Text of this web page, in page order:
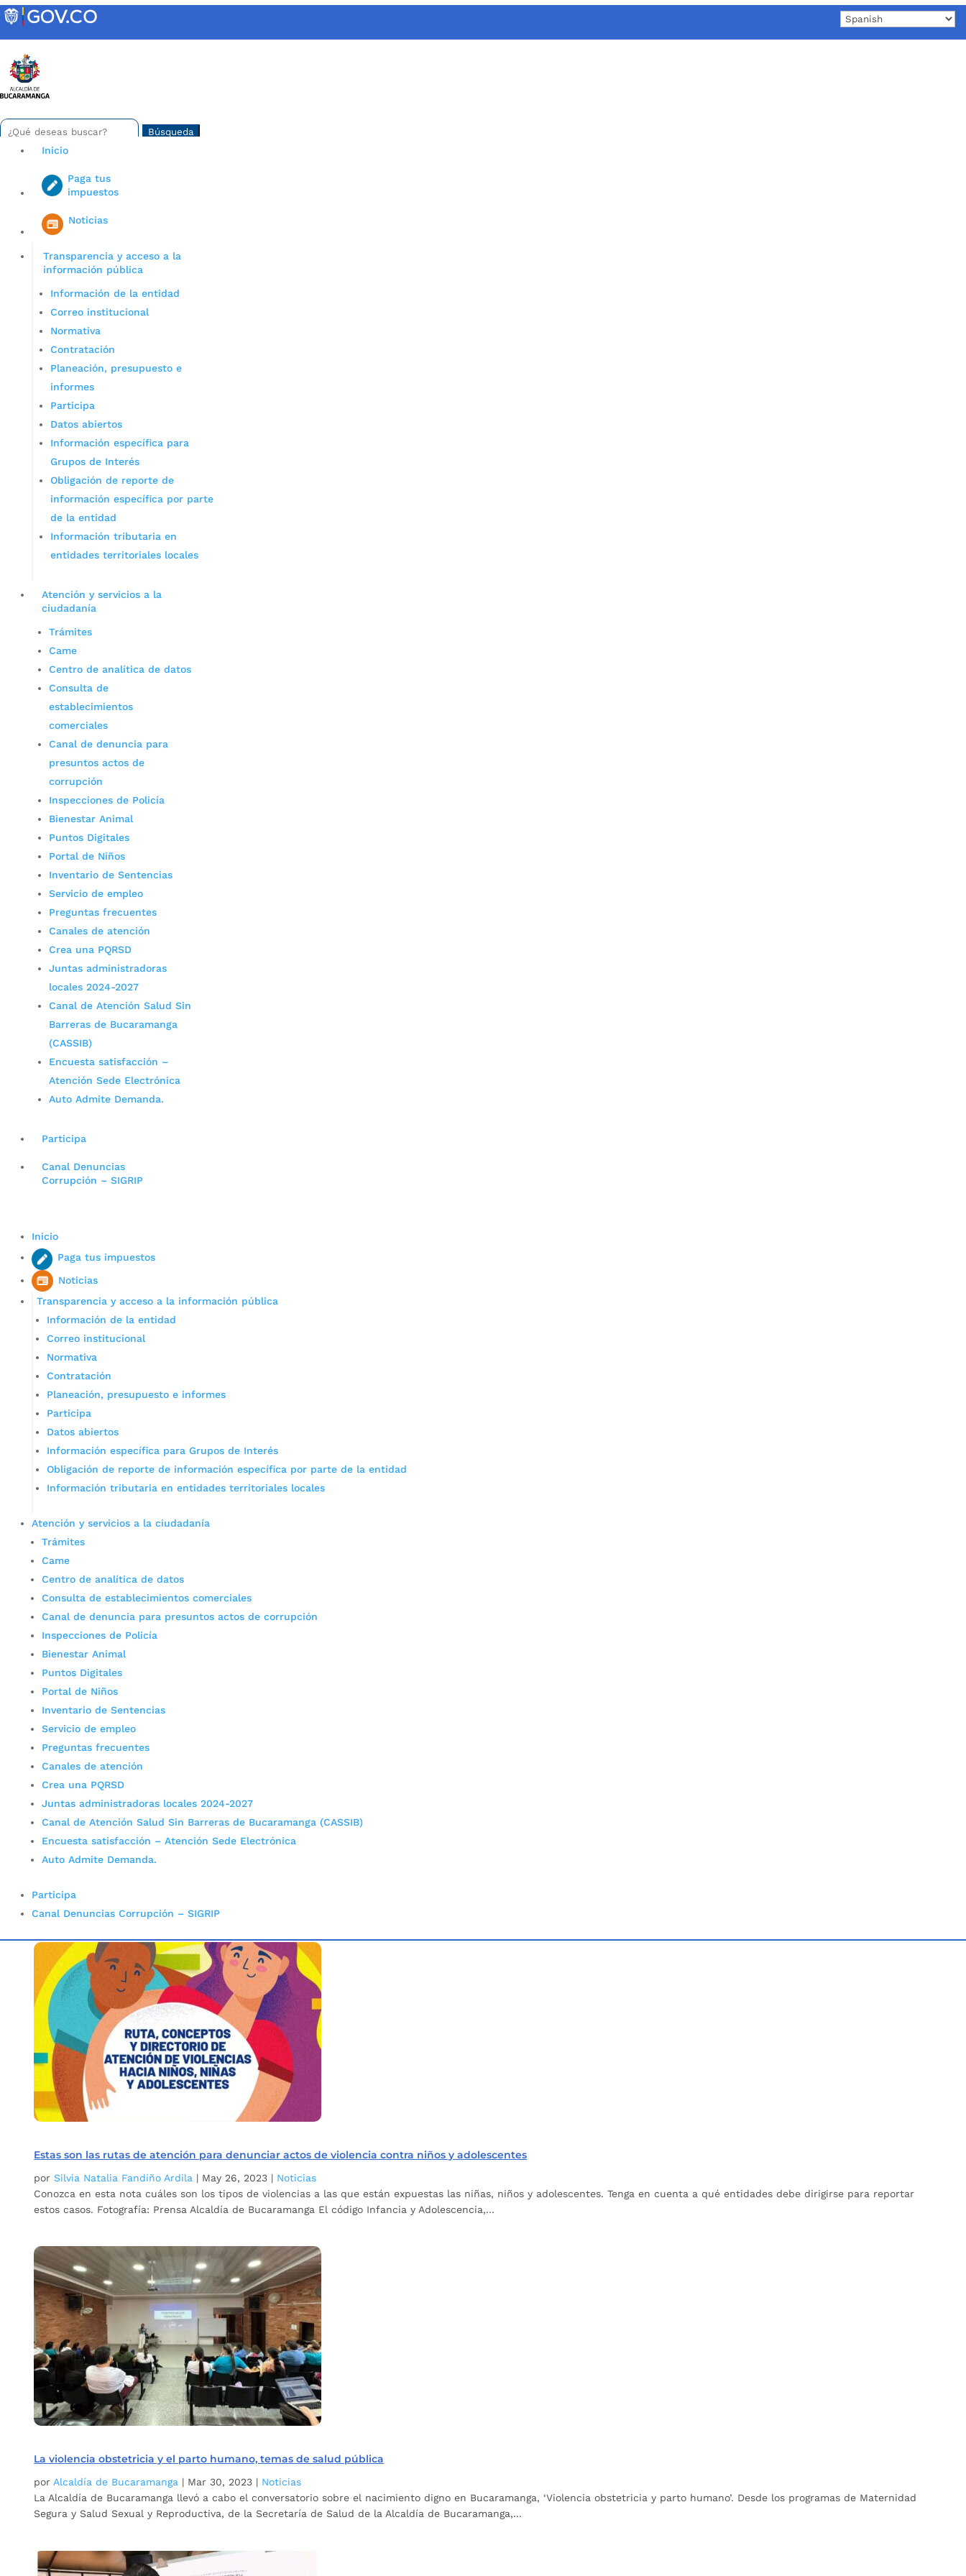
Skip
to
Buscar:
Search
for...
Iniciar sesión en gov co
Inicio
Paga tus
impuestos
Noticias
Transparencia y acceso a la
información pública
Información de la entidad
Correo institucional
Normativa
Contratación
Planeación, presupuesto e
informes
Participa
Datos abiertos
Información específica para
Grupos de Interés
Obligación de reporte de
información específica por parte
de la entidad
Información tributaria en
entidades territoriales locales
Atención y servicios a la
ciudadanía
Trámites
Came
Centro de analítica de datos
Consulta de
establecimientos
comerciales
Canal de denuncia para
presuntos actos de
corrupción
Inspecciones de Policía
Bienestar Animal
Puntos Digitales
Portal de Niños
Inventario de Sentencias
Servicio de empleo
Preguntas frecuentes
Canales de atención
Crea una PQRSD
Juntas administradoras
locales 2024-2027
Canal de Atención Salud Sin
Barreras de Bucaramanga
(CASSIB)
Encuesta satisfacción –
Atención Sede Electrónica
Auto Admite Demanda.
Participa
Canal Denuncias
Corrupción – SIGRIP
Inicio
Paga tus impuestos
Noticias
Transparencia y acceso a la información pública
Información de la entidad
Correo institucional
Normativa
Contratación
Planeación, presupuesto e informes
Participa
Datos abiertos
Información específica para Grupos de Interés
Obligación de reporte de información específica por parte de la entidad
Información tributaria en entidades territoriales locales
Atención y servicios a la ciudadanía
Trámites
Came
Centro de analítica de datos
Consulta de establecimientos comerciales
Canal de denuncia para presuntos actos de corrupción
Inspecciones de Policía
Bienestar Animal
Puntos Digitales
Portal de Niños
Inventario de Sentencias
Servicio de empleo
Preguntas frecuentes
Canales de atención
Crea una PQRSD
Juntas administradoras locales 2024-2027
Canal de Atención Salud Sin Barreras de Bucaramanga (CASSIB)
Encuesta satisfacción – Atención Sede Electrónica
Auto Admite Demanda.
Participa
Canal Denuncias Corrupción – SIGRIP
Inicio Etiqueta: Violencia
Estas son las rutas de atención para denunciar actos de violencia contra niños y adolescentes
porSilvia Natalia Fandiño Ardila | May 26, 2023 | Noticias
Conozca en esta nota cuáles son los tipos de violencias a las que están expuestas las niñas, niños y adolescentes. Tenga en cuenta a qué entidades debe dirigirse para reportar
estos casos. Fotografía: Prensa Alcaldía de Bucaramanga El código Infancia y Adolescencia,...
La violencia obstetricia y el parto humano, temas de salud pública
porAlcaldía de Bucaramanga | Mar 30, 2023 | Noticias
La Alcaldía de Bucaramanga llevó a cabo el conversatorio sobre el nacimiento digno en Bucaramanga, ‘Violencia obstetricia y parto humano’. Desde los programas de Maternidad
Segura y Salud Sexual y Reproductiva, de la Secretaría de Salud de la Alcaldía de Bucaramanga,...